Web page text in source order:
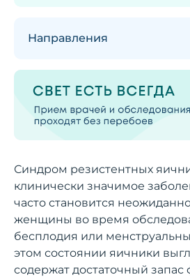
Синдром резистентных
клинически значимое
часто становится
женщины во время
бесплодия или
этом состоянии яичники
содержат достаточный запас
Направления